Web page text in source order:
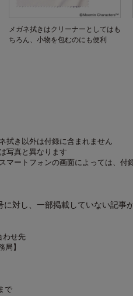
メガネ拭きはクリーナーとしてはも
ちろん、小物を包むのにも便利
拭き以外は付録に含まれません
写真と異なります
マートフォンの画面によっては、付
対し、一部掲載していない記事
わせ先
局】
で